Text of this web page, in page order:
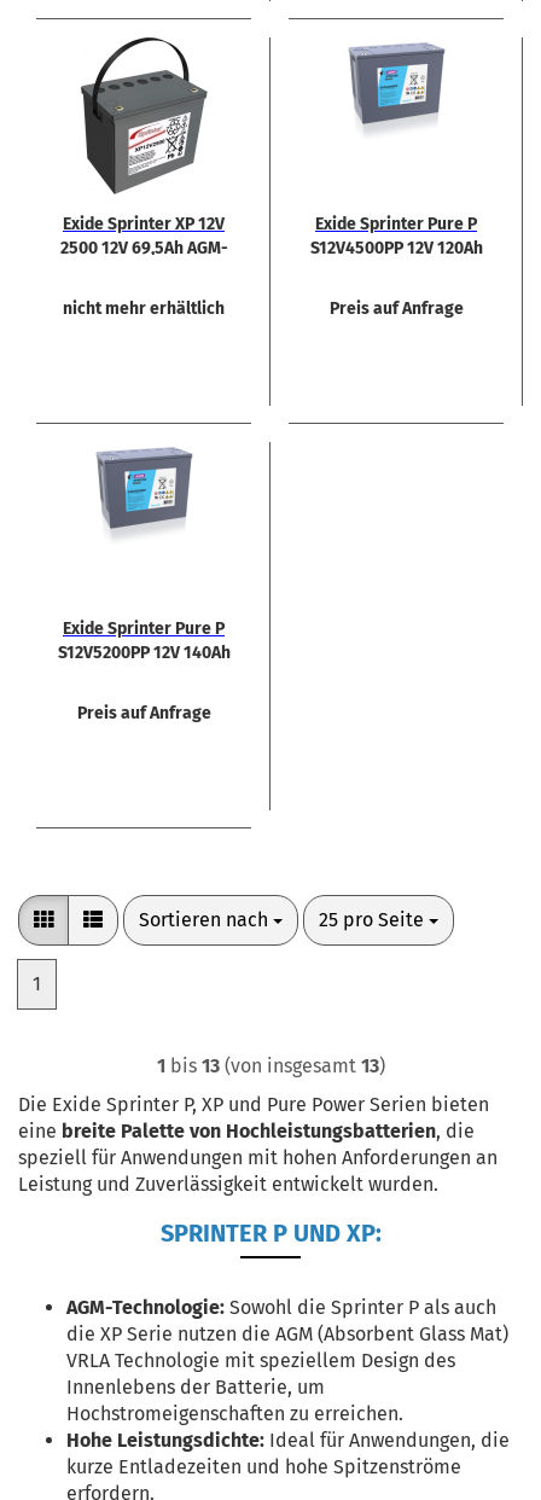
Exide Sprin­ter XP 12V
2500 12V 69,5Ah AGM-​
nicht mehr erhältlich
Exide Sprin­ter Pure P
S12V4500PP 12V 120Ah
Preis auf Anfrage
Exide Sprin­ter Pure P
S12V5200PP 12V 140Ah
Preis auf Anfrage
Sortieren nach
Sortieren nach 25 pro Seite
pro Seite
1
1 bis 13(von insgesamt 13)
Die Exide Sprinter P, XP und Pure Power Serien bieten
eine breite Palette von Hochleistungsbatterien, die
speziell für Anwendungen mit hohen Anforderungen an
Leistung und Zuverlässigkeit entwickelt wurden.
SPRINTER P UND XP:
AGM-Technologie: Sowohl die Sprinter P als auch
die XP Serie nutzen die AGM (Absorbent Glass Mat)
VRLA Technologie mit speziellem Design des
Innenlebens der Batterie, um
Hochstromeigenschaften zu erreichen.
Hohe Leistungsdichte: Ideal für Anwendungen, die
kurze Entladezeiten und hohe Spitzenströme
erfordern.